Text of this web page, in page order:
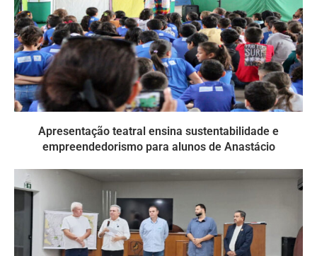
Apresentação teatral ensina sustentabilidade e
empreendedorismo para alunos de Anastácio